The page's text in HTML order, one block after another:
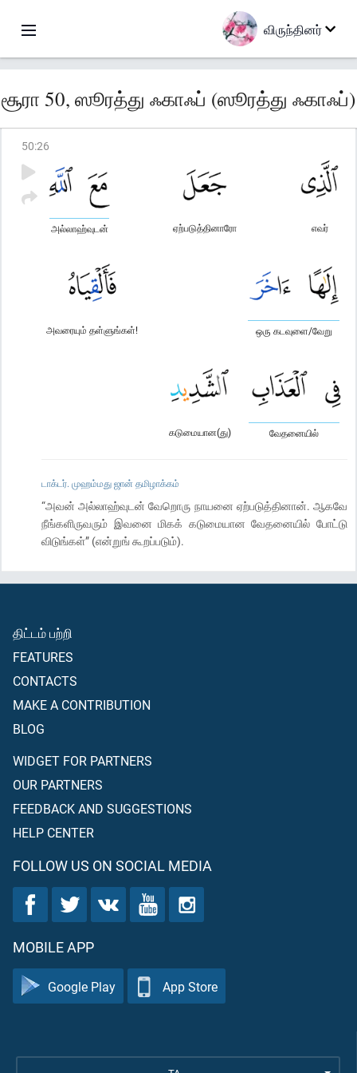
விருந்தினர்
சூரா 50, ஸூரத்து ஃகாஃப் (ஸூரத்து ஃகாஃப்)
50:26
எவர்
ஏற்படுத்தினாரோ
அல்லாஹ்வுடன்
ஒரு கடவுளை/வேறு
அவரையும் தள்ளுங்கள்!
வேதனையில்
கடுமையான(து)
டாக்டர். முஹம்மது ஜான் தமிழாக்கம்
“அவன் அல்லாஹ்வுடன் வேறொரு நாயனை ஏற்படுத்தினான். ஆகவே
நீங்களிருவரும் இவனை மிகக் கடுமையான வேதனையில் போட்டு
விடுங்கள்” (என்றுங் கூறப்படும்).
திட்டம் பற்றி
FEATURES
CONTACTS
MAKE A CONTRIBUTION
BLOG
WIDGET FOR PARTNERS
OUR PARTNERS
FEEDBACK AND SUGGESTIONS
HELP CENTER
FOLLOW US ON SOCIAL MEDIA
MOBILE APP
Google Play App Store